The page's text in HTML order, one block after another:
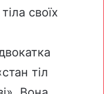
своїх
тіл